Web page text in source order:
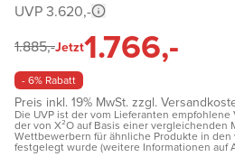
UVP 3.620,-
1.885,-Jetzt1.766,-
- 6% Rabatt
Preis inkl. 19% MwSt. zzgl.
Die UVP ist der vom Lieferanten
der von X²O auf Basis einer vergleichenden
Wettbewerbern für ähnliche Produkte in
festgelegt wurde (weitere Informationen auf